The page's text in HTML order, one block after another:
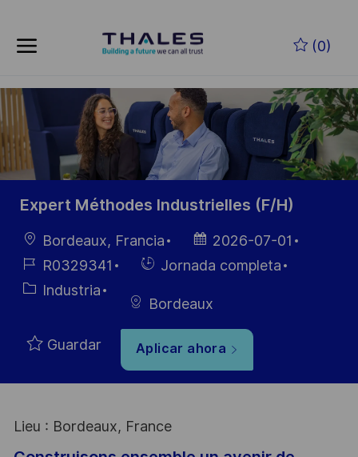
(0)
-
Expert Méthodes Industrielles (F/H)
Ubicación
Bordeaux, Francia
Fecha de
publicación
2026-07-01
ID de
empleo
R0329341
HiringJornada completa
Categoría
Industria
Bordeaux
Guardar Aplicar ahora
Lieu : Bordeaux, France